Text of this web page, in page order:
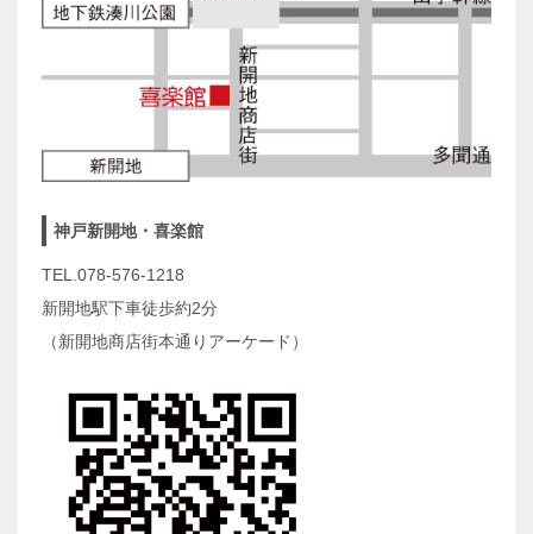
神戸新開地・喜楽館
TEL.078-576-1218
新開地駅下車徒歩約2分
（新開地商店街本通りアーケード）